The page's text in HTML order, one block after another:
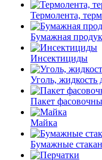
Термолента,
Бумажная
Инсектициды
Уголь, жидкость
Пакет
Майка
Бумажные